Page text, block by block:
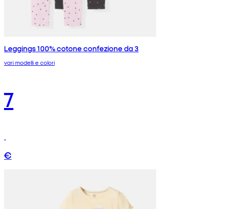
Leggings 100% cotone confezione da 3
vari modelli e colori
7
€